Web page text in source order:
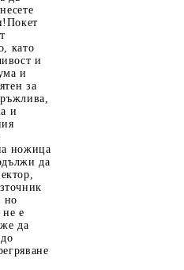
като
и
и
за
и
ножица
да
но
не е
да